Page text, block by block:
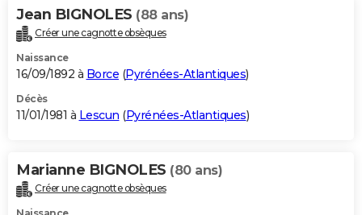
Jean BIGNOLES (88 ans)
Créer une cagnotte obsèques
Naissance
16/09/1892 à Borce (Pyrénées-Atlantiques)
Décès
11/01/1981 à Lescun (Pyrénées-Atlantiques)
Marianne BIGNOLES (80 ans)
Créer une cagnotte obsèques